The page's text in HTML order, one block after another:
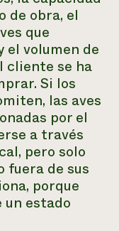
de obra, el
que
el volumen de
cliente se ha
Si los
las aves
por el
a través
pero solo
fuera de sus
porque
estado